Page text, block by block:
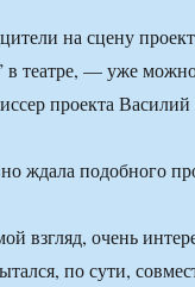
на сцену
театре, — уже
проекта Василий
ждала подобного
взгляд, очень
по сути,